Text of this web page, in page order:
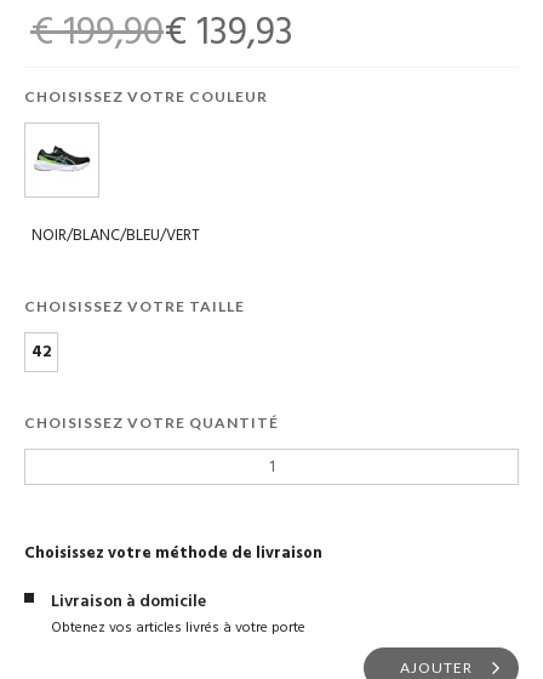
€ 199,90€ 139,93
CHOISISSEZ VOTRE COULEUR
NOIR/BLANC/BLEU/VERT
CHOISISSEZ VOTRE TAILLE
42
CHOISISSEZ VOTRE QUANTITÉ
Choisissez votre méthode de livraison
Livraison à domicile
Obtenez vos articles livrés à votre porte
AJOUTER